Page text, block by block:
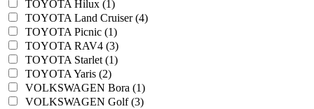
TOYOTA Hilux (1)
TOYOTA Land Cruiser (4)
TOYOTA Picnic (1)
TOYOTA RAV4 (3)
TOYOTA Starlet (1)
TOYOTA Yaris (2)
VOLKSWAGEN Bora (1)
VOLKSWAGEN Golf (3)